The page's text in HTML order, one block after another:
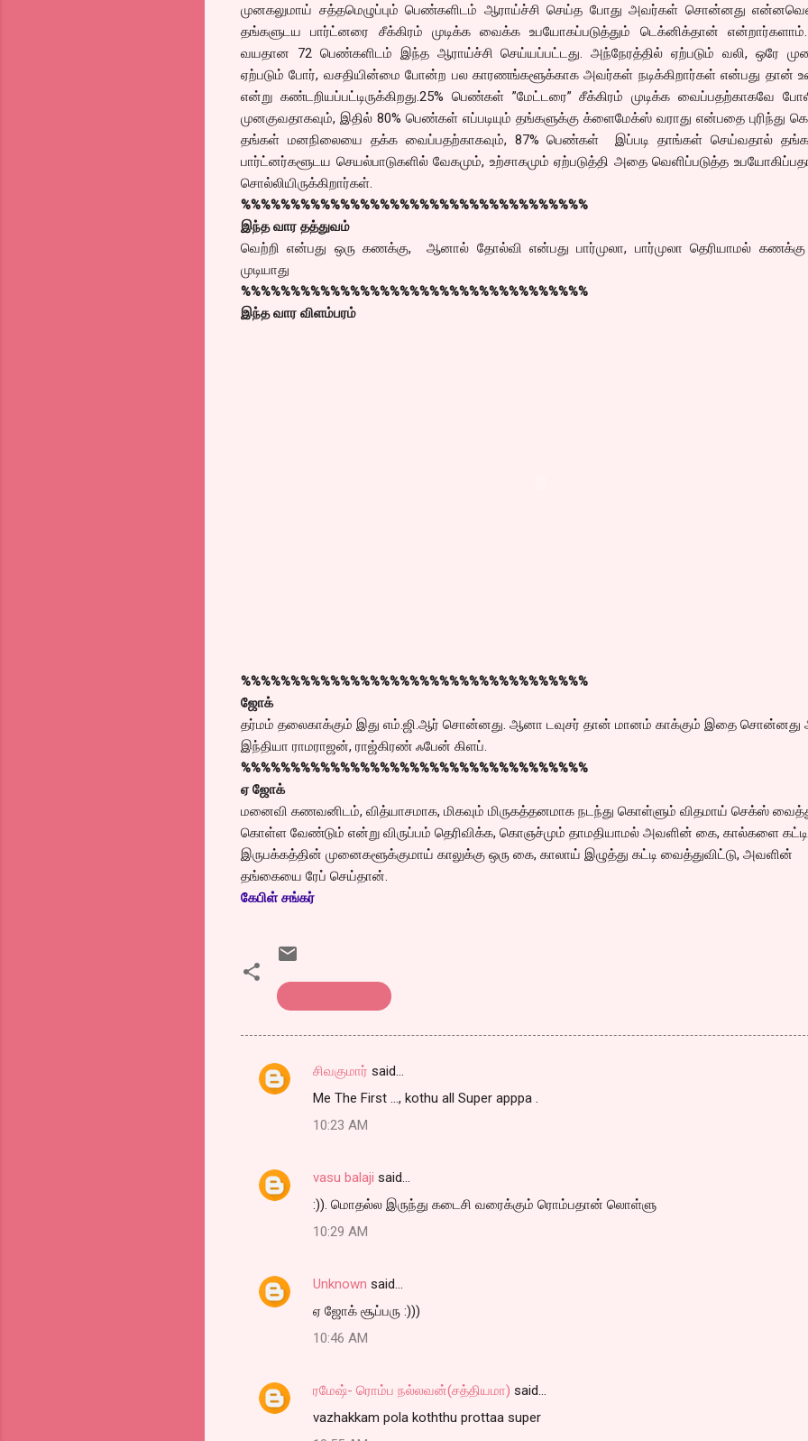
முனகலுமாய் சத்தமெழுப்பும் பெண்களிடம் ஆராய்ச்சி செய்த போது அவர்கள் சொன்னது
தங்களுடய பார்ட்னரை சீக்கிரம் முடிக்க வைக்க உபயோகப்படுத்தும் டெக்னிக்தான்
வயதான 72 பெண்களிடம் இந்த ஆராய்ச்சி செய்யப்பட்டது. அந்நேரத்தில் ஏற்படும் வலி, ஒரே
ஏற்படும் போர், வசதியின்மை போன்ற பல காரணங்களூக்காக அவர்கள் நடிக்கிறார்கள் என்பது தான்
என்று கண்டறியப்பட்டிருக்கிறது.25% பெண்கள் ”மேட்டரை” சீக்கிரம் முடிக்க வைப்பதற்காகவே
முனகுவதாகவும், இதில் 80% பெண்கள் எப்படியும் தங்களுக்கு க்ளைமேக்ஸ் வராது என்பதை புரிந்து
தங்கள் மனநிலையை தக்க வைப்பதற்காகவும், 87% பெண்கள் இப்படி தாங்கள் செய்வதால்
பார்ட்னர்களூடய செயல்பாடுகளில் வேகமும், உற்சாகமும் ஏற்படுத்தி அதை வெளிப்படுத்த
சொல்லியிருக்கிறார்கள்.
%%%%%%%%%%%%%%%%%%%%%%%%%%%%%%%%%%%
இந்த வார தத்துவம்
வெற்றி என்பது ஒரு கணக்கு, ஆனால் தோல்வி என்பது பார்முலா, பார்முலா தெரியாமல்
முடியாது
%%%%%%%%%%%%%%%%%%%%%%%%%%%%%%%%%%%
இந்த வார விளம்பரம்
%%%%%%%%%%%%%%%%%%%%%%%%%%%%%%%%%%%
ஜோக்
தர்மம் தலைகாக்கும் இது எம்.ஜி.ஆர் சொன்னது. ஆனா டவுசர் தான் மானம் காக்கும் இதை
இந்தியா ராமராஜன், ராஜ்கிரண் ஃபேன் கிளப்.
%%%%%%%%%%%%%%%%%%%%%%%%%%%%%%%%%%%
ஏ ஜோக்
மனைவி கணவனிடம், வித்யாசமாக, மிகவும் மிருகத்தனமாக நடந்து கொள்ளும் விதமாய் செக்ஸ்
கொள்ள வேண்டும் என்று விருப்பம் தெரிவிக்க, கொஞச்மும் தாமதியாமல் அவளின் கை, கால்களை
இருபக்கத்தின் முனைகளூக்குமாய் காலுக்கு ஒரு கை, காலாய் இழுத்து கட்டி வைத்துவிட்டு, அவளின்
தங்கையை ரேப் செய்தான்.
கேபிள் சங்கர்
C
e
சிவகுமார் said…
Me The First ..., kothu all Super apppa .
10:23 AM
vasu balaji said…
:)). மொதல்ல இருந்து கடைசி வரைக்கும் ரொம்பதான் லொள்ளு
10:29 AM
Unknown said…
ஏ ஜோக் சூப்பரு :)))
10:46 AM
ரமேஷ்- ரொம்ப நல்லவன்(சத்தியமா) said…
vazhakkam pola koththu prottaa super